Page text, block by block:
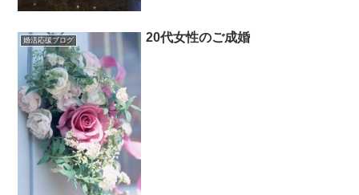
婚活応援ブログ 20代女性のご成婚